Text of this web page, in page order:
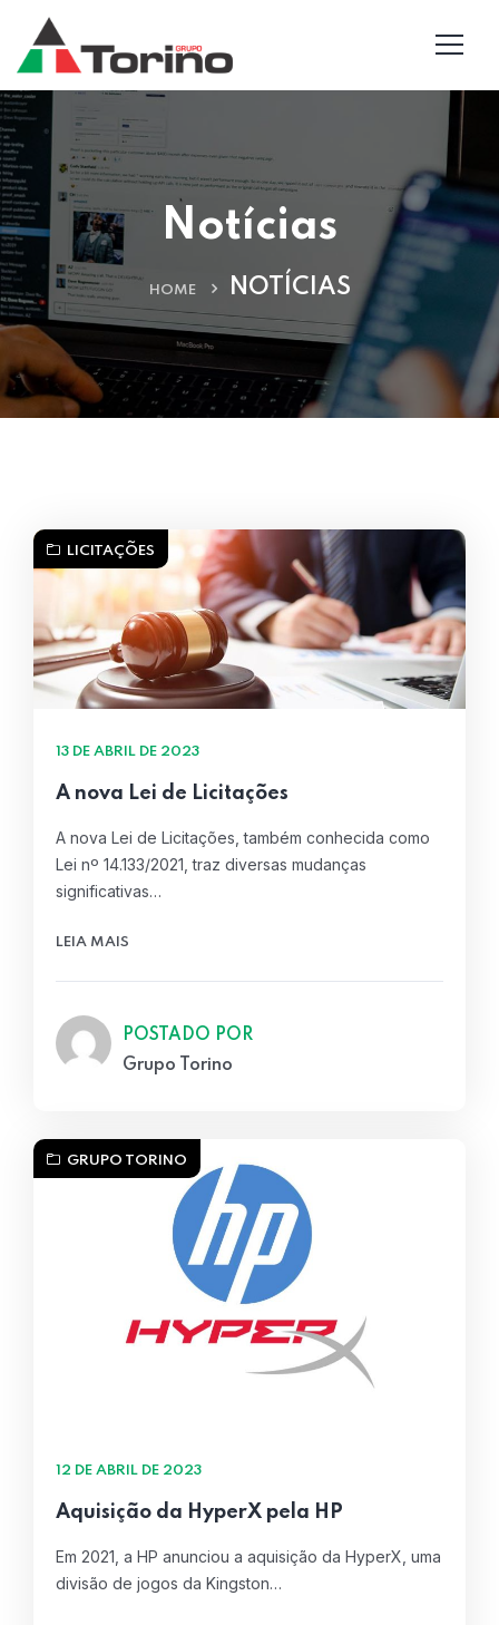
Notícias
HOME NOTÍCIAS
LICITAÇÕES
13 DE ABRIL DE 2023
A nova Lei de Licitações
A nova Lei de Licitações, também conhecida como
Lei nº 14.133/2021, traz diversas mudanças
significativas…
LEIA MAIS
POSTADO POR
Grupo Torino
GRUPO TORINO
12 DE ABRIL DE 2023
Aquisição da HyperX pela HP
Em 2021, a HP anunciou a aquisição da HyperX, uma
divisão de jogos da Kingston…